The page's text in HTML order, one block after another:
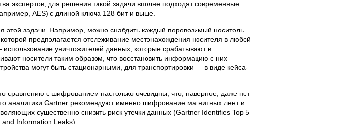
экспертов, для решения такой задачи вполне подходят современные
AES) с длиной ключа 128 бит и выше.
этой задачи. Например, можно снабдить каждый перевозимый носитель
предполагается отслеживание местонахождения носителя в любой
уничтожителей данных, которые срабатывают в
носители таким образом, что восстановить информацию с них
могут быть стационарными, для транспортировки — в виде кейса-
сравнению с шифрованием настолько очевидны, что, наверное, даже нет
аналитики Gartner рекомендуют именно шифрование магнитных лент и
существенно снизить риск утечки данных (Gartner Identifies Top 5
Information Leaks).